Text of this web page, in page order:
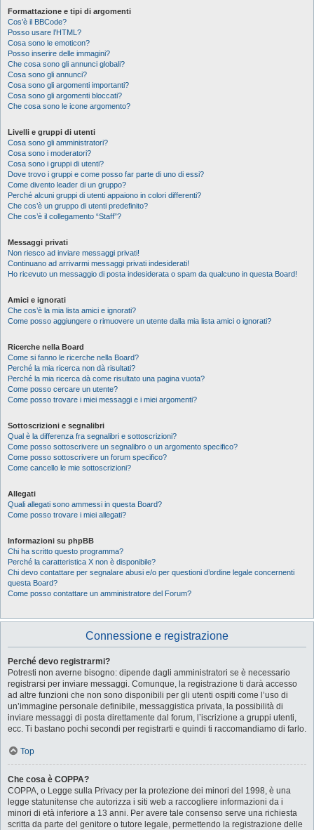
Formattazione e tipi di argomenti
Cos’è il BBCode?
Posso usare l’HTML?
Cosa sono le emoticon?
Posso inserire delle immagini?
Che cosa sono gli annunci globali?
Cosa sono gli annunci?
Cosa sono gli argomenti importanti?
Cosa sono gli argomenti bloccati?
Che cosa sono le icone argomento?
Livelli e gruppi di utenti
Cosa sono gli amministratori?
Cosa sono i moderatori?
Cosa sono i gruppi di utenti?
Dove trovo i gruppi e come posso far parte di uno di essi?
Come divento leader di un gruppo?
Perché alcuni gruppi di utenti appaiono in colori differenti?
Che cos’è un gruppo di utenti predefinito?
Che cos’è il collegamento “Staff”?
Messaggi privati
Non riesco ad inviare messaggi privati!
Continuano ad arrivarmi messaggi privati indesiderati!
Ho ricevuto un messaggio di posta indesiderata o spam da qualcuno in questa Board!
Amici e ignorati
Che cos’è la mia lista amici e ignorati?
Come posso aggiungere o rimuovere un utente dalla mia lista amici o ignorati?
Ricerche nella Board
Come si fanno le ricerche nella Board?
Perché la mia ricerca non dà risultati?
Perché la mia ricerca dà come risultato una pagina vuota?
Come posso cercare un utente?
Come posso trovare i miei messaggi e i miei argomenti?
Sottoscrizioni e segnalibri
Qual è la differenza fra segnalibri e sottoscrizioni?
Come posso sottoscrivere un segnalibro o un argomento specifico?
Come posso sottoscrivere un forum specifico?
Come cancello le mie sottoscrizioni?
Allegati
Quali allegati sono ammessi in questa Board?
Come posso trovare i miei allegati?
Informazioni su phpBB
Chi ha scritto questo programma?
Perché la caratteristica X non è disponibile?
Chi devo contattare per segnalare abusi e/o per questioni d’ordine legale concernenti
questa Board?
Come posso contattare un amministratore del Forum?
Connessione e registrazione
Perché devo registrarmi?
Potresti non averne bisogno: dipende dagli amministratori se è necessario
registrarsi per inviare messaggi. Comunque, la registrazione ti darà accesso
ad altre funzioni che non sono disponibili per gli utenti ospiti come l’uso di
un’immagine personale definibile, messaggistica privata, la possibilità di
inviare messaggi di posta direttamente dal forum, l’iscrizione a gruppi utenti,
ecc. Ti bastano pochi secondi per registrarti e quindi ti raccomandiamo di farlo.
Top
Che cosa è COPPA?
COPPA, o Legge sulla Privacy per la protezione dei minori del 1998, è una
legge statunitense che autorizza i siti web a raccogliere informazioni da i
minori di età inferiore a 13 anni. Per avere tale consenso serve una richiesta
scritta da parte del genitore o tutore legale, permettendo la registrazione delle